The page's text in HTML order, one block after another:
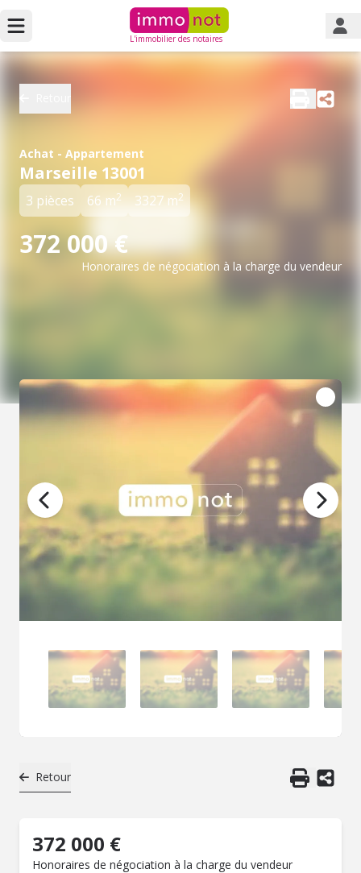
L'immobilier des notaires
Achat - Appartement
Marseille 13001
3 pièces 66 m2 3327 m2
372 000 €
Honoraires de négociation à la charge du vendeur
Retour
372 000 €
Honoraires de négociation à la charge du vendeur